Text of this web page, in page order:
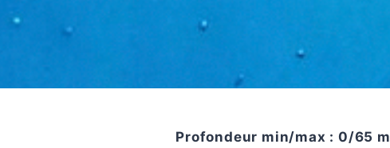
Profondeur min/max : 0/65 m